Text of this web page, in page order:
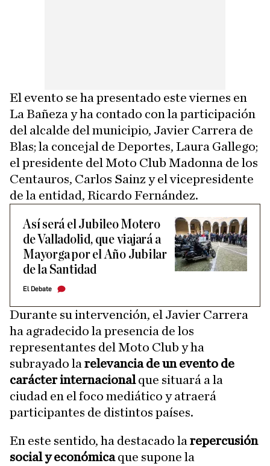
El evento se ha presentado este viernes en
La Bañeza y ha contado con la participación
del alcalde del municipio, Javier Carrera de
Blas; la concejal de Deportes, Laura Gallego;
el presidente del Moto Club Madonna de los
Centauros, Carlos Sainz y el vicepresidente
de la entidad, Ricardo Fernández.
Así será el Jubileo Motero
de Valladolid, que viajará a
Mayorga por el Año Jubilar
de la Santidad
El Debate
Durante su intervención, el Javier Carrera
ha agradecido la presencia de los
representantes del Moto Club y ha
subrayado la relevancia de un evento de
carácter internacionalque situará a la
ciudad en el foco mediático y atraerá
participantes de distintos países.
En este sentido, ha destacado la repercusión
social y económicaque supone la